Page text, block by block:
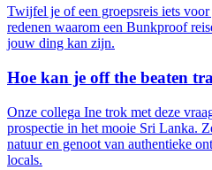
Twijfel je of een groepsreis iets
redenen waarom een Bunkproof
jouw ding kan zijn.
Hoe kan je off the beaten
Onze collega Ine trok met deze
prospectie in het mooie Sri Lanka.
natuur en genoot van authentieke
locals.